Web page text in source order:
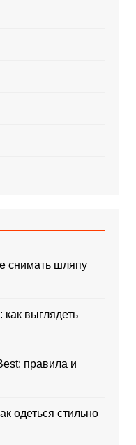
снимать шляпу
выглядеть
правила и
одеться стильно